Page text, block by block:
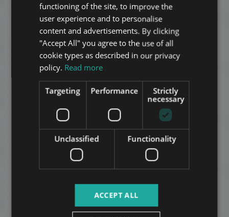
FAMILY HOUSE FOR RENT IN BUDALIGET
דמי שכירות:1.525.000 HUF
2
זמין החל מ
HUNGARIAN
GERMAN
FRENCH
ITALIAN
SPANISH
RUSSIAN
ARABIC
functioning of the site, to improve the
user experience and to personalise
content and advertisements. By clicking
"Accept All" you agree to the use of all
cookie types as described in our privacy
policy. Read more
Strictly
necessary
Performance
Targeting
Functionality
Unclassified
ACCEPT ALL